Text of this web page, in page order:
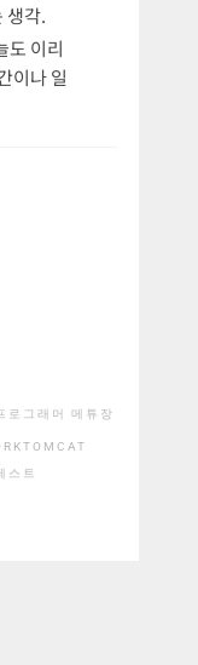
생각.
도 이리
이나 일
로그래머 메튜장
TOMCAT
스트